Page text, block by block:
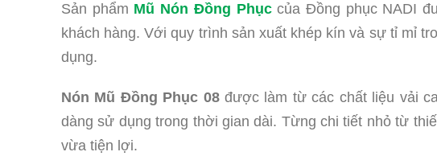
Sản phẩm Mũ Nón Đồng Phục của Đồng phục NADI
khách hàng. Với quy trình sản xuất khép kín và sự tỉ mỉ
dụng.
Nón Mũ Đồng Phục 08được làm từ các chất liệu vải
dàng sử dụng trong thời gian dài. Từng chi tiết nhỏ từ
vừa tiện lợi.